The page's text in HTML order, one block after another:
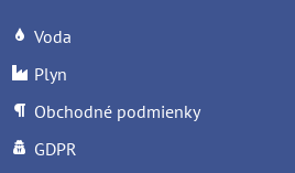
Voda
Plyn
Obchodné podmienky
GDPR